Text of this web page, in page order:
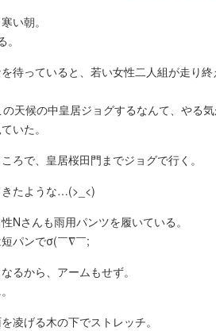
い朝。
待っていると、若い女性二人組が走り終
天候の中皇居ジョグするなんて、やる
いた。
ろで、皇居桜田門までジョグで行く。
きたような…(>_<)
Nさんも雨用パンツを履いている。
パンでσ(￣∇￣;
るから、アームもせず。
凌げる木の下でストレッチ。